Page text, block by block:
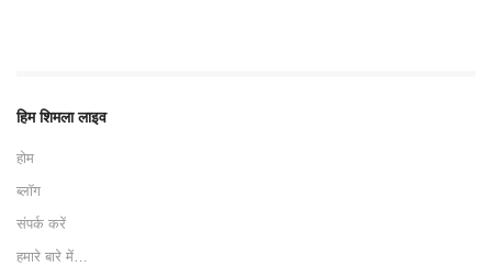
हिम शिमला लाइव
होम
ब्लॉग
संपर्क करें
हमारे बारे में…